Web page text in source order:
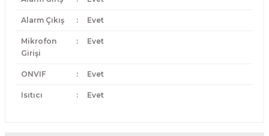
Alarm Çıkış : Evet
Mikrofon
Girişi
: Evet
ONVIF : Evet
Isıtıcı : Evet